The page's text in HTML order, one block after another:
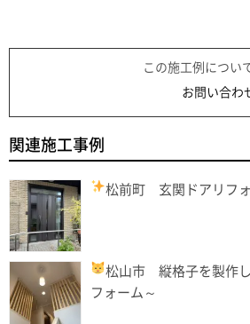
この施工例につい
お問い合わ
関連施工事例
松前町 玄関ドアリフ
松山市 縦格子を製作
フォーム～